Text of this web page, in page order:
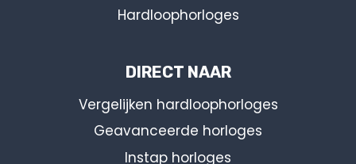
Hardloophorloges
DIRECT NAAR
Vergelijken hardloophorloges
Geavanceerde horloges
Instap horloges